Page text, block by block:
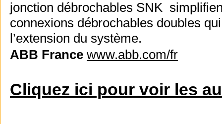
jonction débrochables SNK
connexions débrochables doubles
l’extension du système.
ABB France www.abb.com/fr
Cliquez ici pour voir les